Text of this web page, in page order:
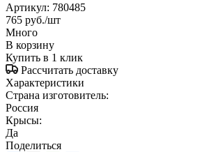
Артикул: 780485
765 руб./шт
Много
В корзину
Купить в 1 клик
Рассчитать доставку
Характеристики
Страна изготовитель:
Россия
Крысы:
Да
Поделиться